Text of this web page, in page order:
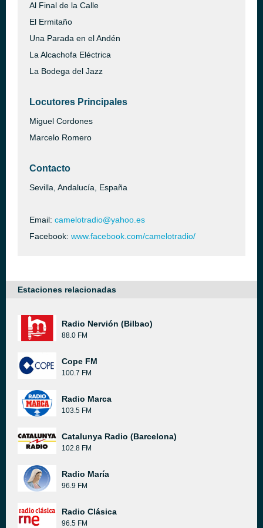
Al Final de la Calle
El Ermitaño
Una Parada en el Andén
La Alcachofa Eléctrica
La Bodega del Jazz
Locutores Principales
Miguel Cordones
Marcelo Romero
Contacto
Sevilla, Andalucía, España
Email: camelotradio@yahoo.es
Facebook: www.facebook.com/camelotradio/
Estaciones relacionadas
Radio Nervión (Bilbao)
88.0 FM
Cope FM
100.7 FM
Radio Marca
103.5 FM
Catalunya Radio (Barcelona)
102.8 FM
Radio María
96.9 FM
Radio Clásica
96.5 FM